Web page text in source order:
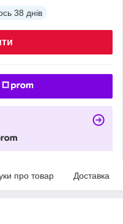
38 днів
про товар Доставка